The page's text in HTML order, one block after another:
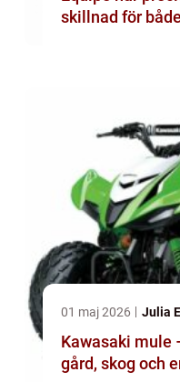
skillnad för
01 maj 2026 Julia
Kawasaki mule
gård, skog och